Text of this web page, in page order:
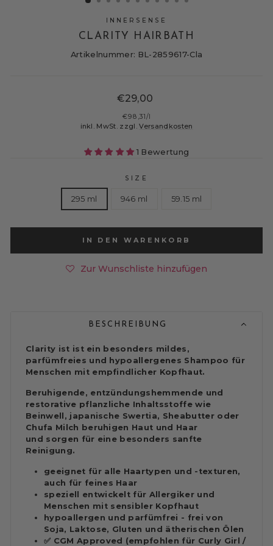
INNERSENSE
CLARITY HAIRBATH
Artikelnummer: BL-2859617-Cla
Normaler
€29,00
€98,31/l
inkl. MwSt. zzgl.Versandkosten
1 Bewertung
SIZE
295 ml 946 ml 59.15 ml
IN DEN WARENKORB
Zur Wunschliste hinzufügen
BESCHREIBUNG
Clarity ist ist ein besonders mildes,
parfümfreies und hypoallergenes Shampoo für
Menschen mit empfindlicher Kopfhaut.
Beruhigende, entzündungshemmende und
restorative pflanzliche Inhaltsstoffe wie
Beinwell, japanische Swertia, Sheabutter oder
Chufa Milch beruhigen Haut und Haar
und sorgen für eine besonders sanfte
Reinigung.
geeignet für alle Haartypen und -texturen,
auch für feines Haar
speziell entwickelt für Allergiker und
Menschen mit sensibler Kopfhaut
hypoallergen und parfümfrei - frei von
Soja, Laktose, Gluten und ätherischen Ölen
✅ CGM Approved (empfohlen für Curly Girl /